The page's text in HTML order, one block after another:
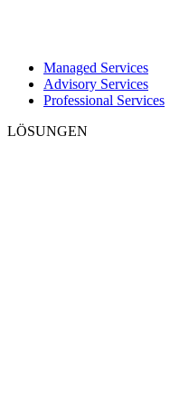
Managed Services
Advisory Services
Professional Services
LÖSUNGEN